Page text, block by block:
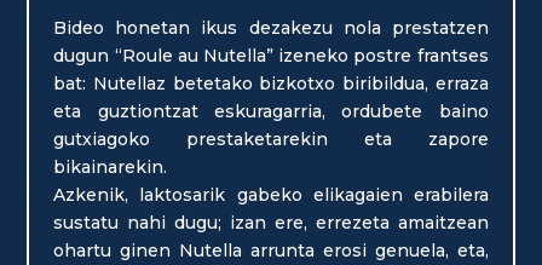
Bideo honetan ikus dezakezu nola prestatzen
dugun “Roule au Nutella” izeneko postre frantses
bat: Nutellaz betetako bizkotxo biribildua, erraza
eta guztiontzat eskuragarria, ordubete baino
gutxiagoko prestaketarekin eta zapore
bikainarekin.
Azkenik, laktosarik gabeko elikagaien erabilera
sustatu nahi dugu; izan ere, errezeta amaitzean
ohartu ginen Nutella arrunta erosi genuela, eta,